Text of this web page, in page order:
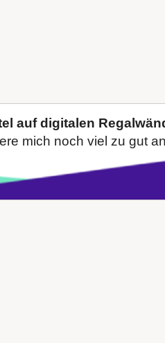
auf digitalen
mich noch viel zu gut